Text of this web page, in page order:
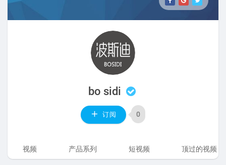
bo sidi
订阅 0
视频 产品系列 短视频 顶过的视频